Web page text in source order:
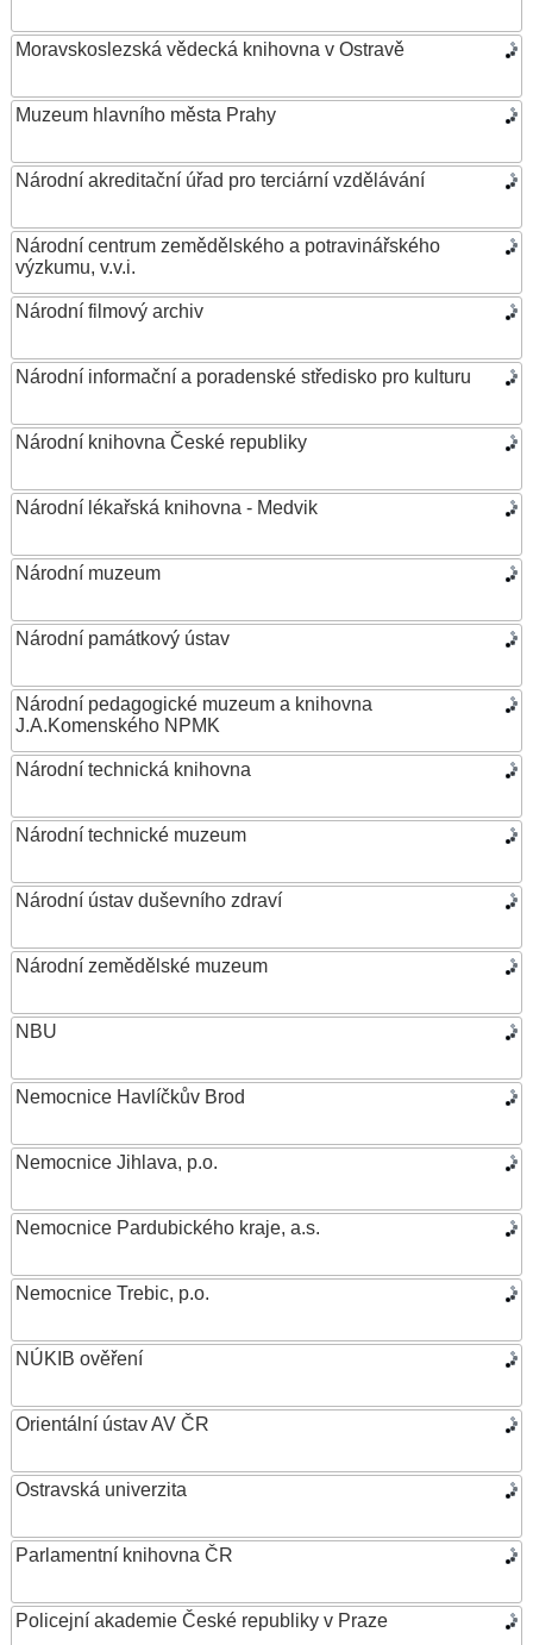
Moravskoslezská vědecká knihovna v Ostravě
Muzeum hlavního města Prahy
Národní akreditační úřad pro terciární vzdělávání
Národní centrum zemědělského a potravinářského
výzkumu, v.v.i.
Národní filmový archiv
Národní informační a poradenské středisko pro kulturu
Národní knihovna České republiky
Národní lékařská knihovna - Medvik
Národní muzeum
Národní památkový ústav
Národní pedagogické muzeum a knihovna
J.A.Komenského NPMK
Národní technická knihovna
Národní technické muzeum
Národní ústav duševního zdraví
Národní zemědělské muzeum
NBU
Nemocnice Havlíčkův Brod
Nemocnice Jihlava, p.o.
Nemocnice Pardubického kraje, a.s.
Nemocnice Trebic, p.o.
NÚKIB ověření
Orientální ústav AV ČR
Ostravská univerzita
Parlamentní knihovna ČR
Policejní akademie České republiky v Praze